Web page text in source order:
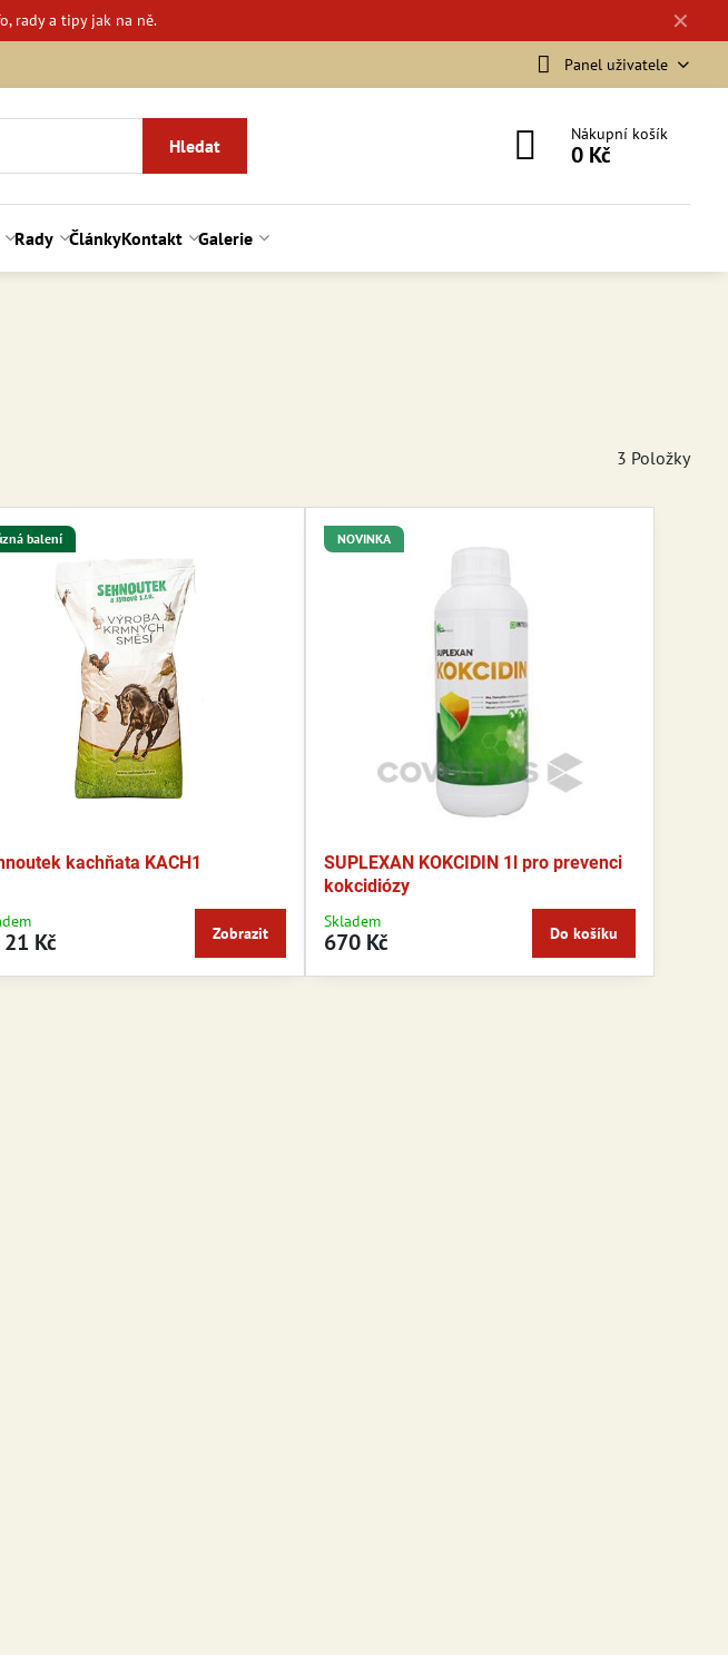
✕
rady a tipy jak na ně.
Panel uživatele
Hledat
Nákupní košík
0 Kč
Rady ČlánkyKontakt Galerie
3 Položky
balení
kachňata KACH1
Kč Zobrazit
NOVINKA
SUPLEXAN KOKCIDIN 1l pro prevenci
kokcidiózy
Skladem
670 Kč Do košíku